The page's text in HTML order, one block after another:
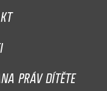
PRÁV DÍTĚTE